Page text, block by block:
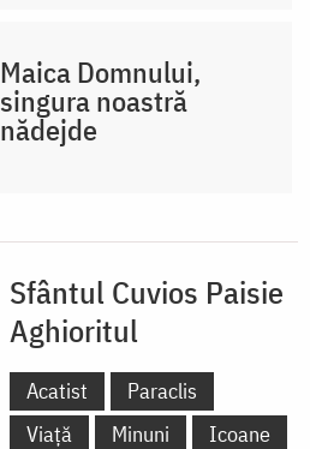
Maica Domnului,
singura noastră
nădejde
Sfântul Cuvios Paisie
Aghioritul
Acatist
Paraclis
Viață
Minuni
Icoane